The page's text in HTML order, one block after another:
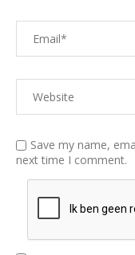
Save my name,
next time I comment.